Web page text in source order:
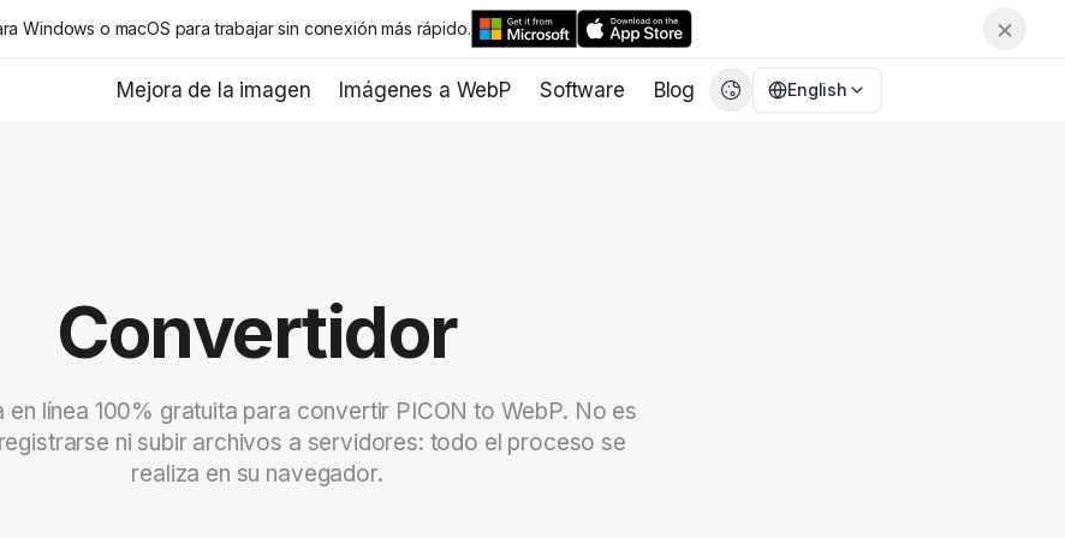
Windows o macOS para trabajar sin conexión más rápido. ×
Mejora de la imagen Imágenes a WebP Software Blog English
Convertidor
en línea 100% gratuita para convertir PICON to WebP. No es
ni subir archivos a servidores: todo el proceso se
realiza en su navegador.